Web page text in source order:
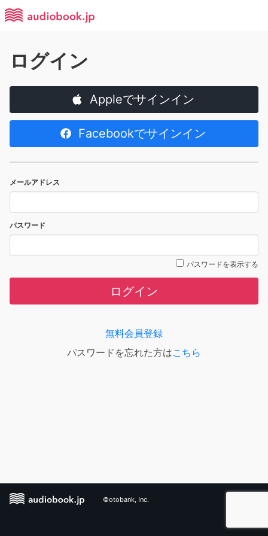
ログイン
Appleでサインイン
Facebookでサインイン
メールアドレス
パスワード
パスワードを表示する
ログイン
無料会員登録
パスワードを忘れた方はこちら
©otobank, Inc.